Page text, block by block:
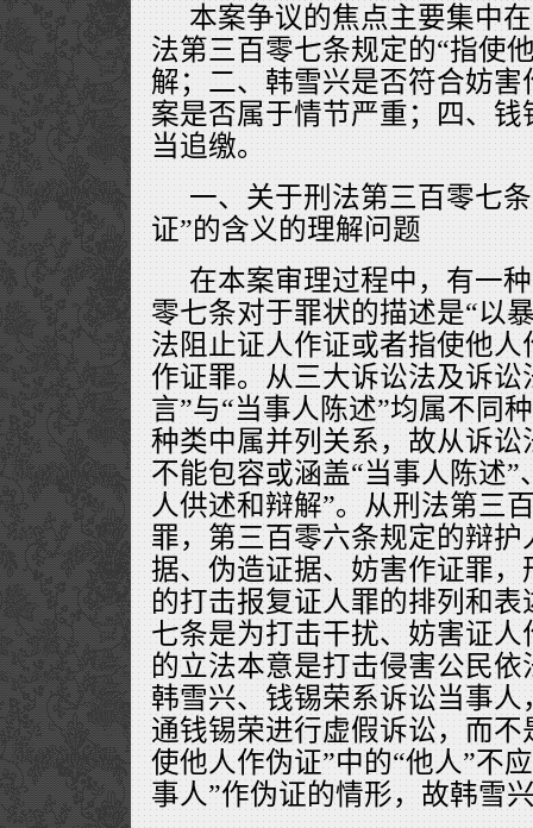
本案争议的焦点主要集中
法第三百零七条规定的“指使
解；二、韩雪兴是否符合妨
案是否属于情节严重；四、
当追缴。
一、关于刑法第三百零七
证”的含义的理解问题
在本案审理过程中，有一
零七条对于罪状的描述是“以
法阻止证人作证或者指使他人
作证罪。从三大诉讼法及诉讼
言”与“当事人陈述”均属不同
种类中属并列关系，故从诉讼
不能包容或涵盖“当事人陈述”
人供述和辩解”。从刑法第三
罪，第三百零六条规定的辩
据、伪造证据、妨害作证罪
的打击报复证人罪的排列和
七条是为打击干扰、妨害证
的立法本意是打击侵害公民
韩雪兴、钱锡荣系诉讼当事
通钱锡荣进行虚假诉讼，而不
使他人作伪证”中的“他人”不
事人”作伪证的情形，故韩雪